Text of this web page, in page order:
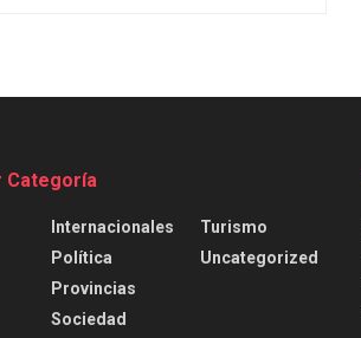
Categoría
Internacionales
Política
Provincias
Sociedad
Turismo
Uncategorized